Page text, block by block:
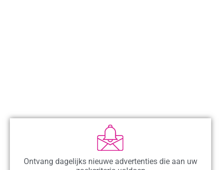
Ontvang dagelijks nieuwe advertenties die aan uw